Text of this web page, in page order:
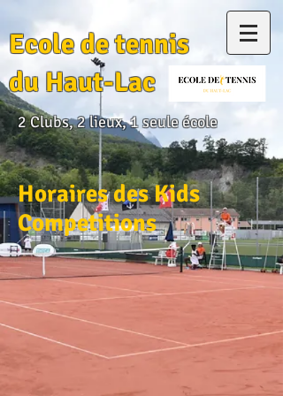
Ecole de tennis
du Haut-Lac
2 Clubs, 2 lieux, 1 seule école
Horaires des Kids
Competitions